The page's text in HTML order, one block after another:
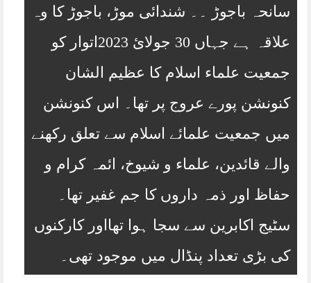
سانحہ باجوڑ ۔۔ شندائی موڑ، باجوڑ کا وہ
علاقہ ہے جہاں 30 جولائ 2023اتوار کو
جمعیت علماء اسلام کا عظیم الشان
کنونشن پورے عروج پر تھا۔ اس کنونشن
میں جمعیت علمائے اسلام سے تعلق رکھنے
والے قائدین، علماء و شیوخ، ائمہ کرام و
حفاظ اور ذمہ داروں کا جم غفیر تھا۔
سٹیج اکابرین سے سجا ہوا تھااور کارکنوں
کی بڑی تعداد پنڈال میں موجود تھی۔